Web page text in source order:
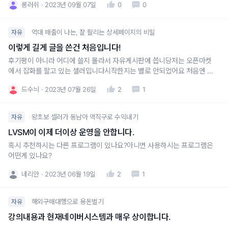
롱러쉬 2023년 09월 07일 0 0
자유 억대 매출이 나는, 잘 팔리는 상세페이지의 비밀
이렇게 길게 글을 쓴건 처음입니다!
후기평이 아니라 어디에 쓸지 몰라서 자유게시판에 씁니당저는 오픈마켓
에서 잡화를 팔고 있는 셀러입니다시작한지는 별로 안되었어요 처음엔 위
기술적인 스킬들만 배우기 시작했습니다. 그런데 왠걸? 정말 아무런 일도
드수늬 2023년 07월 26일 2 1
자유 왕초보 셀러가 동남아 역직구로 수익내기
LVSM이 이제 더이상 운영을 안합니다.
혹시 추천하시는 다른 프로그램이 있나요?아니면 사용하시는 프로그램은
어떤게 있나요?
네리안 2023년 06월 19일 2 1
자유 해외구매대행으로 용돈벌기
강의내용과 현재네이버시스템과 매우 상이합니다.